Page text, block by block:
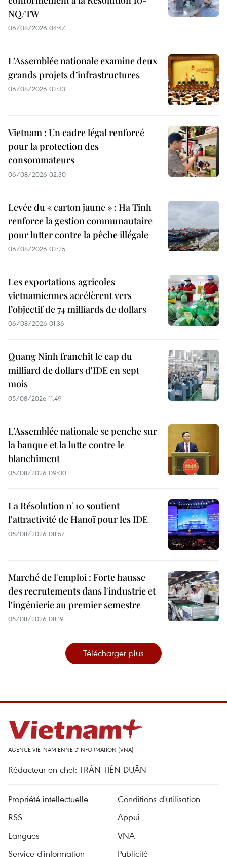
NQ/TW
06/08/2026 04:47
L’Assemblée nationale examine deux
grands projets d’infrastructures
06/08/2026 02:33
Vietnam : Un cadre légal renforcé
pour la protection des
consommateurs
06/08/2026 02:30
Levée du « carton jaune » : Ha Tinh
renforce la gestion communautaire
pour lutter contre la pêche illégale
06/08/2026 02:25
Les exportations agricoles
vietnamiennes accélèrent vers
l’objectif de 74 milliards de dollars
06/08/2026 01:36
Quang Ninh franchit le cap du
milliard de dollars d'IDE en sept
mois
05/08/2026 11:49
L’Assemblée nationale se penche sur
la banque et la lutte contre le
blanchiment
05/08/2026 09:00
La Résolution n°10 soutient
l'attractivité de Hanoï pour les IDE
05/08/2026 08:57
Marché de l'emploi : Forte hausse
des recrutements dans l'industrie et
l'ingénierie au premier semestre
05/08/2026 08:19
Télécharger plus
AGENCE VIETNAMIENNE D'INFORMATION (VNA)
Rédacteur en chef: TRÂN TIÊN DUÂN
Propriété intellectuelle
Conditions d'utilisation
RSS
Appui
Langues
VNA
Service d'information
Publicité